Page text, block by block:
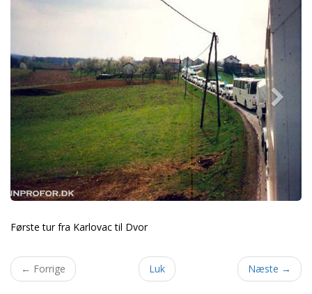
Første tur fra Karlovac til Dvor
← Forrige Luk Næste →